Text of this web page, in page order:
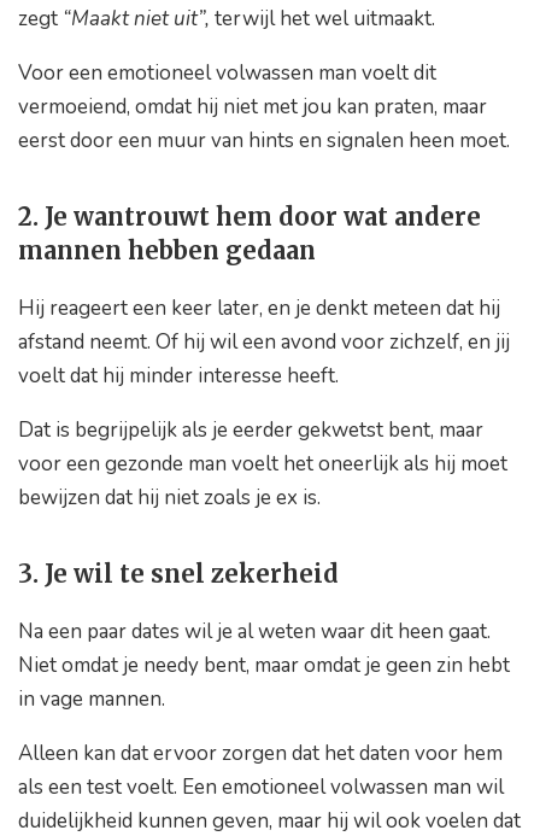
zegt “Maakt niet uit”, terwijl het wel uitmaakt.
Voor een emotioneel volwassen man voelt dit
vermoeiend, omdat hij niet met jou kan praten, maar
eerst door een muur van hints en signalen heen moet.
2. Je wantrouwt hem door wat andere
mannen hebben gedaan
Hij reageert een keer later, en je denkt meteen dat hij
afstand neemt. Of hij wil een avond voor zichzelf, en jij
voelt dat hij minder interesse heeft.
Dat is begrijpelijk als je eerder gekwetst bent, maar
voor een gezonde man voelt het oneerlijk als hij moet
bewijzen dat hij niet zoals je ex is.
3. Je wil te snel zekerheid
Na een paar dates wil je al weten waar dit heen gaat.
Niet omdat je needy bent, maar omdat je geen zin hebt
in vage mannen.
Alleen kan dat ervoor zorgen dat het daten voor hem
als een test voelt. Een emotioneel volwassen man wil
duidelijkheid kunnen geven, maar hij wil ook voelen dat